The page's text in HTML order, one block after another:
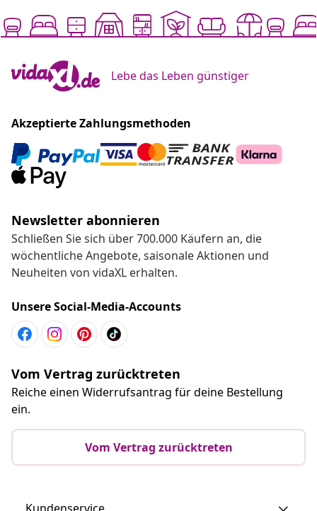
Lebe das Leben günstiger
Akzeptierte Zahlungsmethoden
Newsletter abonnieren
Schließen Sie sich über 700.000 Käufern an, die
wöchentliche Angebote, saisonale Aktionen und
Neuheiten von vidaXL erhalten.
Unsere Social-Media-Accounts
Vom Vertrag zurücktreten
Reiche einen Widerrufsantrag für deine Bestellung
ein.
Vom Vertrag zurücktreten